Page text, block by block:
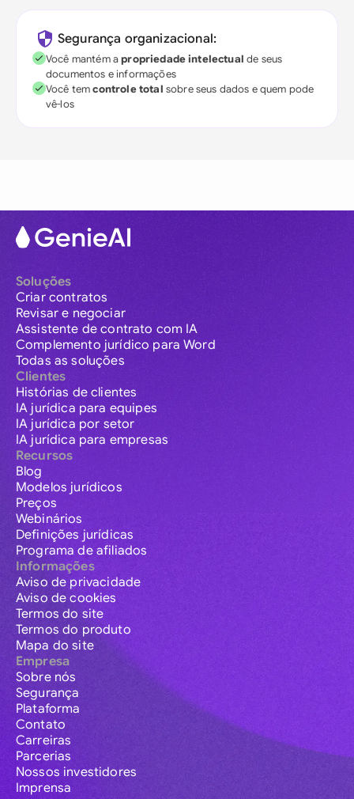
Segurança organizacional:
Você mantém apropriedade intelectual de seus
documentos e informações
Você temcontrole total sobre seus dados e quem pode
vê-los
Soluções
Criar contratos
Revisar e negociar
Assistente de contrato com IA
Complemento jurídico para Word
Todas as soluções
Clientes
Histórias de clientes
IA jurídica para equipes
IA jurídica por setor
IA jurídica para empresas
Recursos
Blog
Modelos jurídicos
Preços
Webinários
Definições jurídicas
Programa de afiliados
Informações
Aviso de privacidade
Aviso de cookies
Termos do site
Termos do produto
Mapa do site
Empresa
Sobre nós
Segurança
Plataforma
Contato
Carreiras
Parcerias
Nossos investidores
Imprensa